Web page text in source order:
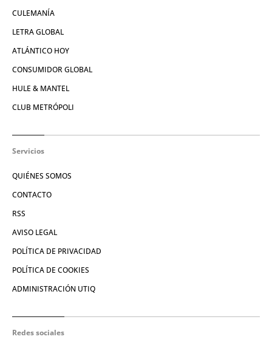
CULEMANÍA
LETRA GLOBAL
ATLÁNTICO HOY
CONSUMIDOR GLOBAL
HULE & MANTEL
CLUB METRÓPOLI
Servicios
QUIÉNES SOMOS
CONTACTO
RSS
AVISO LEGAL
POLÍTICA DE PRIVACIDAD
POLÍTICA DE COOKIES
ADMINISTRACIÓN UTIQ
Redes sociales